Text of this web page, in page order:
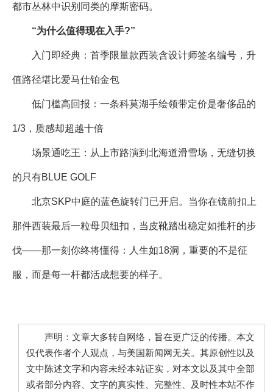
都市丛林中识别同类的摩斯密码。
“为什么值得现在入手?”
入门即经典：首季限量款西装含设计师签名编号，升
值路径堪比爱马仕铂金包
低门槛高回报：一条科莫湖手绘领带定价是奢侈品的
1/3，质感却超越十倍
场景通吃王：从上市路演到北海道滑雪场，无缝切换
的只有BLUE GOLF
北京SKP中庭的蓝色旋转门已开启。当你在镜前扣上
那件西装最后一粒母贝纽扣，当皮靴踏出稳定如推杆的步
伐——那一刻你终将懂得：人生如18洞，重要的不是征
服，而是每一杆都活成想要的样子。
声明：文章大多转自网络，旨在更广泛的传播。本文
仅代表作者个人观点，与美国新闻网无关。其原创性以及
文中陈述文字和内容未经本站证实，对本文以及其中全部
或者部分内容、文字的真实性、完整性、及时性本站不作